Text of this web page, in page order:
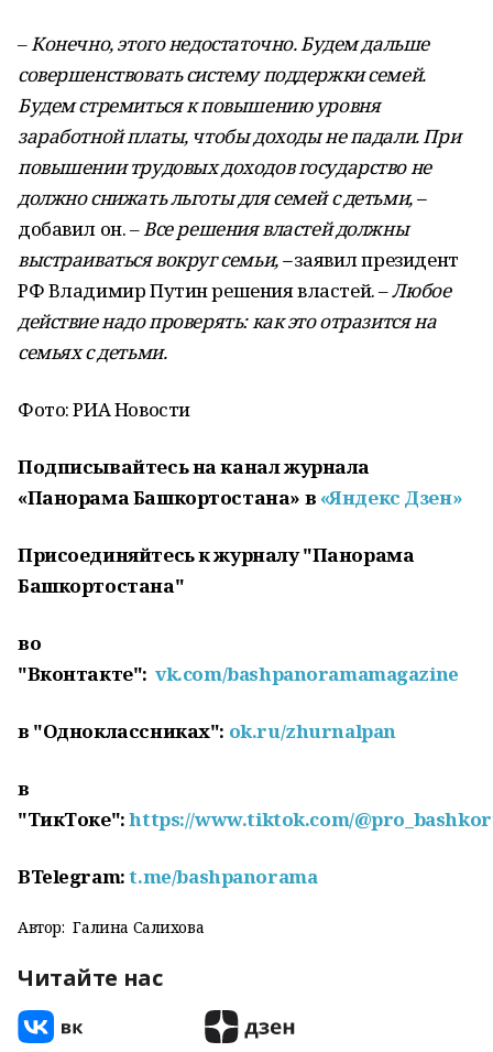
–Конечно, этого недостаточно. Будем дальше
совершенствовать систему поддержки семей.
Будем стремиться к повышению уровня
заработной платы, чтобы доходы не падали. При
повышении трудовых доходов государство не
должно снижать льготы для семей с детьми, –
добавил он. –Все решения властей должны
выстраиваться вокруг семьи, –заявил президент
РФ Владимир Путин решения властей. –Любое
действие надо проверять: как это отразится на
семьях с детьми.
Фото: РИА Новости
Подписывайтесь на канал журнала
«Панорама Башкортостана» в «Яндекс Дзен»
Присоединяйтесь к журналу "Панорама
Башкортостана"
во
"Вконтакте":vk.com/bashpanoramamagazine
в "Одноклассниках": ok.ru/zhurnalpan
в
"ТикТоке":https://www.tiktok.com/
ВTelegram:t.me/bashpanorama
Автор: Галина Салихова
Читайте нас